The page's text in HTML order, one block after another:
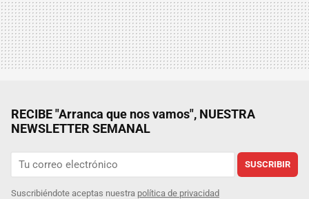
RECIBE "Arranca que nos vamos", NUESTRA
NEWSLETTER SEMANAL
SUSCRIBIR
Suscribiéndote aceptas nuestra política de privacidad